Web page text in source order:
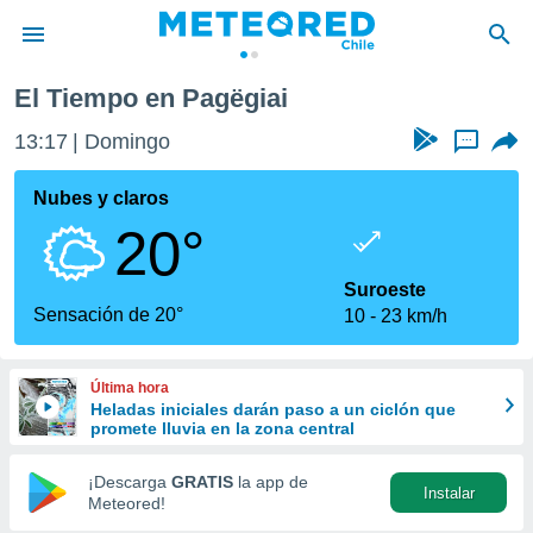
de
por
que se
calidad.
a este
las
y
forma
digital
basada
El Tiempo en Pagëgiai
13:17 Domingo ...
Nubes y claros
20°
Sensación de 20°
Suroeste
10
23 km/h
Última hora
Heladas iniciales darán paso a un ciclón que
promete lluvia en la zona central
¡Descarga GRATIS la app de
Meteored!
Instalar